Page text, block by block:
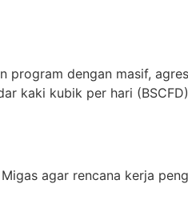
program dengan masif,
kaki kubik per hari
agar rencana kerja